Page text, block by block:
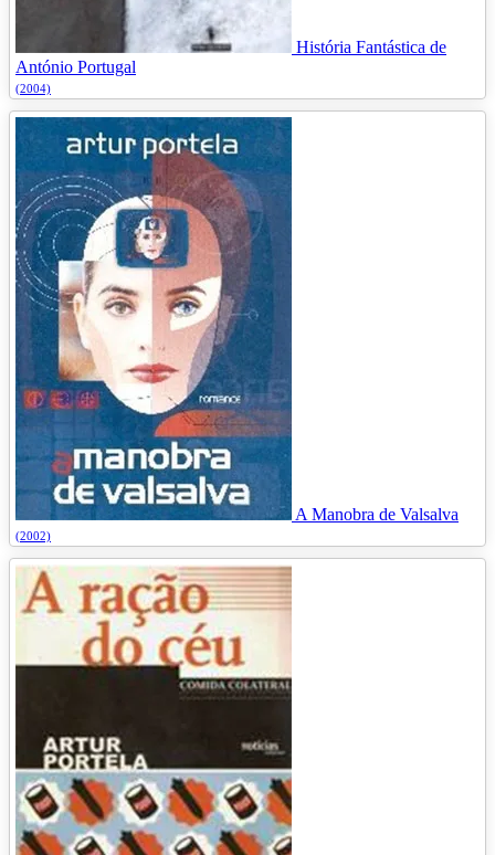
História Fantástica de
António Portugal
(2004)
A Manobra de Valsalva
(2002)